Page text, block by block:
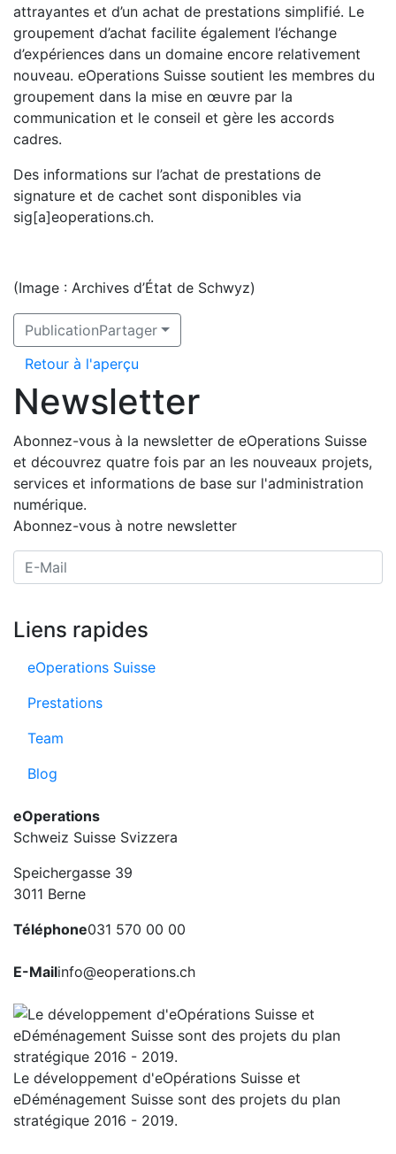
attrayantes et d’un achat de prestations simplifié. Le
groupement d’achat facilite également l’échange
d’expériences dans un domaine encore relativement
nouveau. eOperations Suisse soutient les membres du
groupement dans la mise en œuvre par la
communication et le conseil et gère les accords
cadres.
Des informations sur l’achat de prestations de
signature et de cachet sont disponibles via
sig[a]eoperations.ch.
(Image : Archives d’État de Schwyz)
PublicationPartager
Retour à l'aperçu
Newsletter
Abonnez-vous à la newsletter de eOperations Suisse
et découvrez quatre fois par an les nouveaux projets,
services et informations de base sur l'administration
numérique.
Abonnez-vous à notre newsletter
E-Mail Adresse
eOperations
Schweiz Suisse Svizzera
Speichergasse 39
3011 Berne
Téléphone031 570 00 00
E-Mailinfo@eoperations.ch
Liens rapides
eOperations Suisse
Prestations
Team
Blog
Le développement d'eOpérations Suisse et
eDéménagement Suisse sont des projets du plan
stratégique 2016 - 2019.